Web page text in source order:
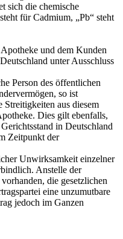
sich die chemische
für Cadmium, „Pb“ steht
und dem Kunden
unter Ausschluss
Person des öffentlichen
so ist
Streitigkeiten aus diesem
Dies gilt ebenfalls,
in Deutschland
Zeitpunkt der
Unwirksamkeit einzelner
Anstelle der
die gesetzlichen
eine unzumutbare
jedoch im Ganzen